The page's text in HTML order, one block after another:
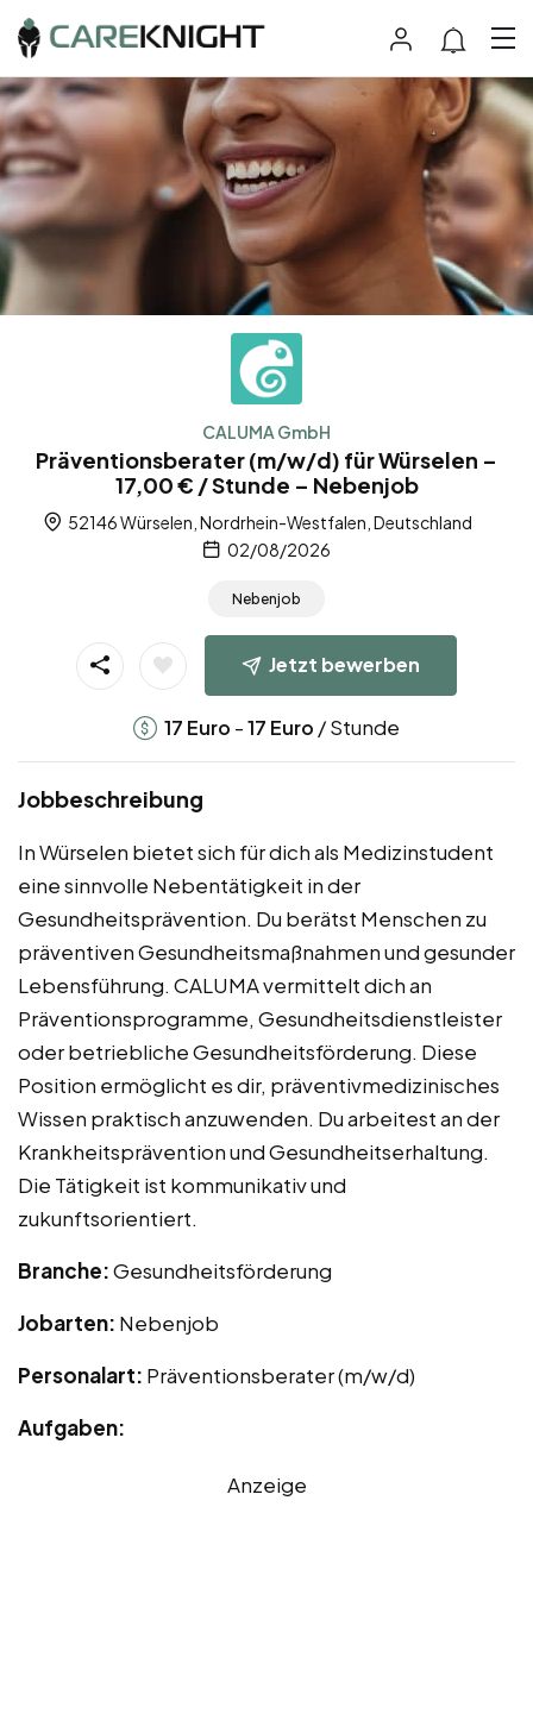
CALUMA GmbH
Präventionsberater (m/w/d) für Würselen –
17,00 € / Stunde – Nebenjob
52146 Würselen, Nordrhein-Westfalen, Deutschland
02/08/2026
Nebenjob
Jetzt bewerben
17 Euro -17 Euro / Stunde
Jobbeschreibung
In Würselen bietet sich für dich als Medizinstudent
eine sinnvolle Nebentätigkeit in der
Gesundheitsprävention. Du berätst Menschen zu
präventiven Gesundheitsmaßnahmen und gesunder
Lebensführung. CALUMA vermittelt dich an
Präventionsprogramme, Gesundheitsdienstleister
oder betriebliche Gesundheitsförderung. Diese
Position ermöglicht es dir, präventivmedizinisches
Wissen praktisch anzuwenden. Du arbeitest an der
Krankheitsprävention und Gesundheitserhaltung.
Die Tätigkeit ist kommunikativ und
zukunftsorientiert.
Branche:Gesundheitsförderung
Jobarten: Nebenjob
Personalart: Präventionsberater (m/w/d)
Aufgaben:
Anzeige